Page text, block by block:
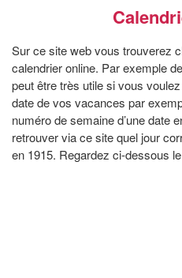
Sur ce site web vous trouverez
calendrier online. Par exemple
peut être très utile si vous
date de vos vacances par
numéro de semaine d’une date
retrouver via ce site quel jour
en 1915. Regardez ci-dessous le